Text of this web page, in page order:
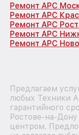
Ремонт APC
Ремонт APC
Ремонт APC
Ремонт APC
Ремонт APC
Предлагаем
любых Техники
гарантийного
Ростове-на-Дону
центром.